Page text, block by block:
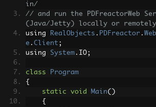
in/
// and run the PDFreactorWeb
(Java/Jetty) locally or
using
RealObjects . PDFreactor .
e . Client ;
using System . IO;
class
Program
{
static
void Main()
{